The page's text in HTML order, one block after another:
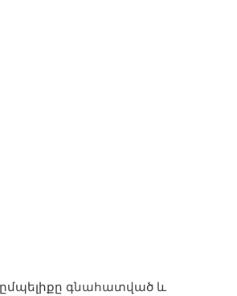
ըմպելիքը գնահատված և